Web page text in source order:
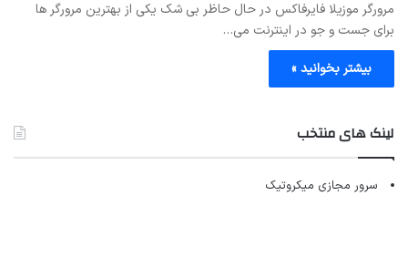
مرورگر موزیلا فایرفاکس در حال حاظر بی شک یکی از بهترین مرورگر ها
برای جست و جو در اینترنت می…
بیشتر بخوانید »
لینک های منتخب
سرور مجازی میکروتیک